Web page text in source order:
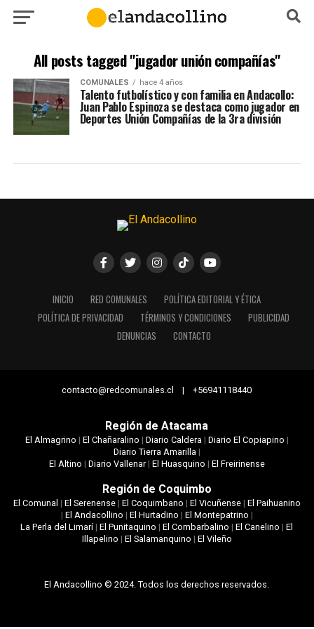
All posts tagged "jugador unión compañías"
COMUNALES hace 4 años
Talento futbolístico y con familia en Andacollo:
Juan Pablo Espinoza se destaca como jugador en
Deportes Unión Compañías de la 3ra división
INICIO RED COMUNALES
POLÍTICA EDITORIAL Y ÉTICA
POLÍTICA DE PRIVACIDAD
TÉRMINOS Y CONDICIONES
PUBLICIDAD
DENUNCIAS
CONTACTO
contacto@redcomunales.cl | +56941118440
Región de Atacama
El Almagrino | El Chañaralino | Diario Caldera| Diario El Copiapino |
Diario Tierra Amarilla|
El Altino | Diario Vallenar| El Huasquino | El Freirinense
Región de Coquimbo
El Comunal | El Serenense| El Coquimbano | El Vicuñense| El Paihuanino
| El Andacollino | El Hurtadino | El Montepatrino |
La Perla del Limarí|El Punitaquino |El Combarbalino |El Canelino |El
Illapelino | El Salamanquino | El Vileño
El Andacollino © 2024. Todos los derechos reservados.